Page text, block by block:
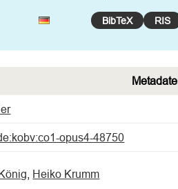
BibTeX RIS
opus4-48750
Heiko Krumm